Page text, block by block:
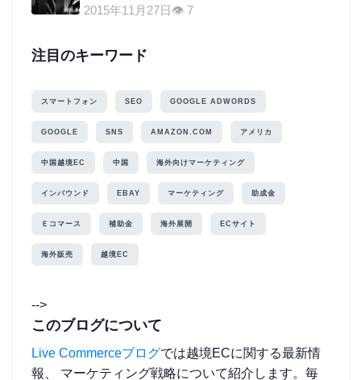
2015年11月27日 👁 7
注目のキーワード
スマートフォン SEO GOOGLE ADWORDS
GOOGLE SNS AMAZON.COM アメリカ
中国越境EC 中国 海外向けマーケティング
インバウンド EBAY マーケティング 助成金
Ｅコマース 補助金 海外展開 ECサイト
海外販売 越境EC
-->
このブログについて
Live Commerceブログでは越境ECに関する最新情
報、 マーケティング戦略について紹介します。毎